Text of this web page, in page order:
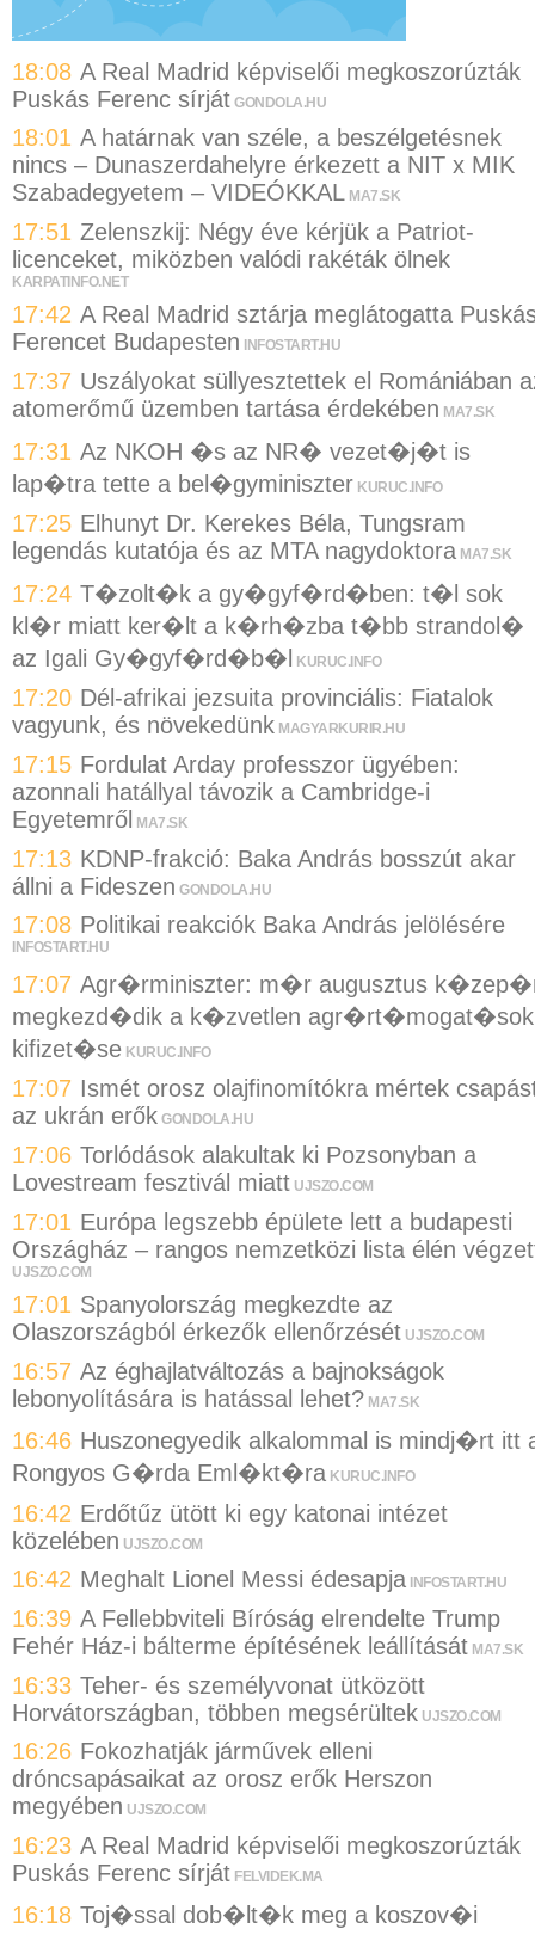
18:08 A Real Madrid képviselői megkoszorúzták
Puskás Ferenc sírját GONDOLA.HU
18:01 A határnak van széle, a beszélgetésnek
nincs – Dunaszerdahelyre érkezett a NIT x MIK
Szabadegyetem – VIDEÓKKAL MA7.SK
17:51 Zelenszkij: Négy éve kérjük a Patriot-
licenceket, miközben valódi rakéták ölnek
KARPATINFO.NET
17:42 A Real Madrid sztárja meglátogatta
Ferencet Budapesten
INFOSTART.HU
17:37 Uszályokat süllyesztettek el Romániában
atomerőmű üzemben tartása érdekében MA7.SK
17:31 Az NKOH �s az NR� vezet�j�t is
lap�tra tette a bel�gyminiszter KURUC.INFO
17:25 Elhunyt Dr. Kerekes Béla, Tungsram
legendás kutatója és az MTA nagydoktora MA7.SK
17:24 T�zolt�k a gy�gyf�rd�ben: t�l sok
kl�r miatt ker�lt a k�rh�zba t�bb strandol�
az Igali Gy�gyf�rd�b�l
KURUC.INFO
17:20 Dél-afrikai jezsuita provinciális: Fiatalok
vagyunk, és növekedünk MAGYARKURIR.HU
17:15 Fordulat Arday professzor ügyében:
azonnali hatállyal távozik a Cambridge-i
Egyetemről
MA7.SK
17:13 KDNP-frakció: Baka András bosszút akar
állni a Fideszen GONDOLA.HU
17:08 Politikai reakciók Baka András jelölésére
INFOSTART.HU
17:07 Agr�rminiszter: m�r augusztus
megkezd�dik a k�zvetlen agr�rt�mogat�sok
kifizet�se KURUC.INFO
17:07 Ismét orosz olajfinomítókra mértek
az ukrán erők GONDOLA.HU
17:06 Torlódások alakultak ki Pozsonyban a
Lovestream fesztivál miatt UJSZO.COM
17:01 Európa legszebb épülete lett a budapesti
Országház – rangos nemzetközi lista élén
UJSZO.COM
17:01 Spanyolország megkezdte az
Olaszországból érkezők ellenőrzését UJSZO.COM
16:57 Az éghajlatváltozás a bajnokságok
lebonyolítására is hatással lehet? MA7.SK
16:46 Huszonegyedik alkalommal is mindj�rt itt
Rongyos G�rda Eml�kt�ra KURUC.INFO
16:42 Erdőtűz ütött ki egy katonai intézet
közelében UJSZO.COM
16:42 Meghalt Lionel Messi édesapja INFOSTART.HU
16:39 A Fellebbviteli Bíróság elrendelte Trump
Fehér Ház-i bálterme építésének leállítását MA7.SK
16:33 Teher- és személyvonat ütközött
Horvátországban, többen megsérültek UJSZO.COM
16:26 Fokozhatják járművek elleni
dróncsapásaikat az orosz erők Herszon
megyében UJSZO.COM
16:23 A Real Madrid képviselői megkoszorúzták
Puskás Ferenc sírját FELVIDEK.MA
16:18 Toj�ssal dob�lt�k meg a koszov�i